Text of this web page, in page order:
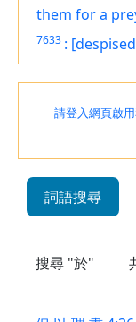
them for a
7633 :
請登入網頁啟用
詞語搜尋
搜尋 "於"